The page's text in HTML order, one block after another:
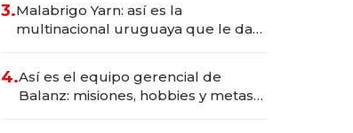
prepara apertura
3.Malabrigo Yarn: así es la
multinacional uruguaya que le da
4.Así es el equipo gerencial de
Balanz: misiones, hobbies y metas